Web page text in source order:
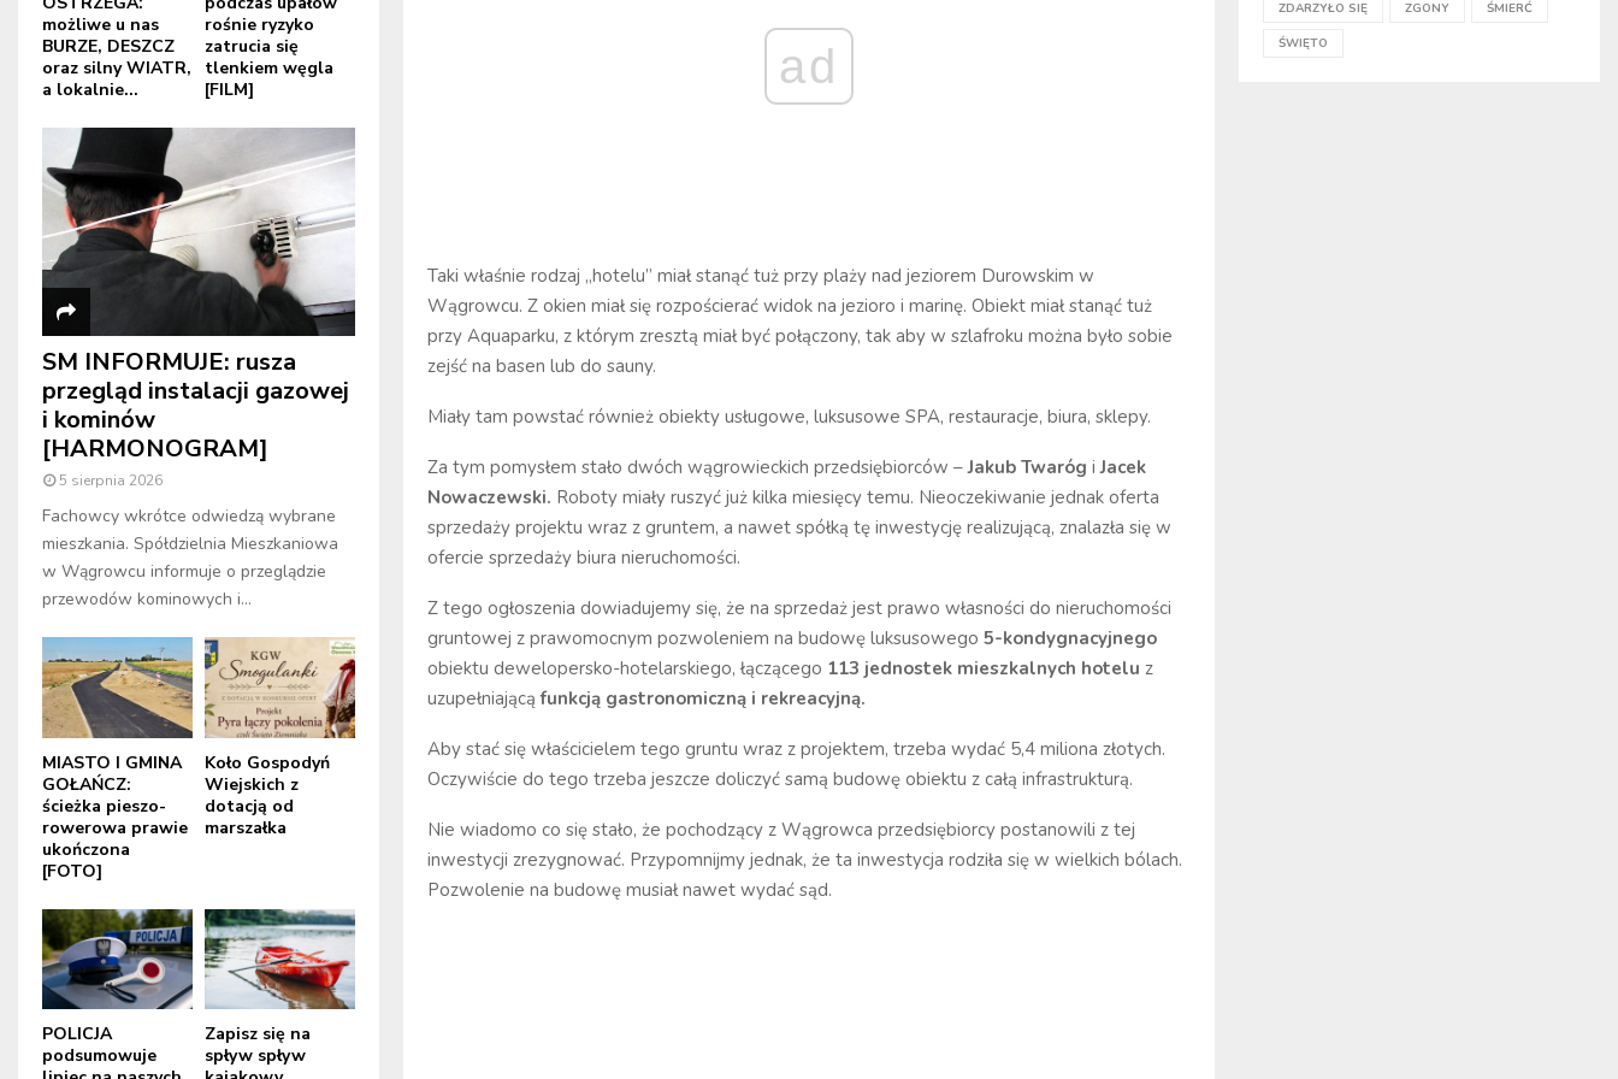
ad
Taki właśnie rodzaj „hotelu” miał stanąć tuż przy plaży nad jeziorem Durowskim w
Wągrowcu. Z okien miał się rozpościerać widok na jezioro i marinę. Obiekt miał stanąć tuż
przy Aquaparku, z którym zresztą miał być połączony, tak aby w szlafroku można było sobie
zejść na basen lub do sauny.
Miały tam powstać również obiekty usługowe, luksusowe SPA, restauracje, biura, sklepy.
Za tym pomysłem stało dwóch wągrowieckich przedsiębiorców –Jakub Twaróg iJacek
Nowaczewski. Roboty miały ruszyć już kilka miesięcy temu. Nieoczekiwanie jednak oferta
sprzedaży projektu wraz z gruntem, a nawet spółką tę inwestycję realizującą, znalazła się w
ofercie sprzedaży biura nieruchomości.
Z tego ogłoszenia dowiadujemy się, że na sprzedaż jest prawo własności do nieruchomości
gruntowej z prawomocnym pozwoleniem na budowę luksusowego 5-kondygnacyjnego
obiektu dewelopersko-hotelarskiego, łączącego 113 jednostek mieszkalnych hotelu z
uzupełniającąfunkcją gastronomiczną i rekreacyjną.
Aby stać się właścicielem tego gruntu wraz z projektem, trzeba wydać 5,4 miliona złotych.
Oczywiście do tego trzeba jeszcze doliczyć samą budowę obiektu z całą infrastrukturą.
Nie wiadomo co się stało, że pochodzący z Wągrowca przedsiębiorcy postanowili z tej
inwestycji zrezygnować. Przypomnijmy jednak, że ta inwestycja rodziła się w wielkich bólach.
Pozwolenie na budowę musiał nawet wydać sąd.
możliwe u nas
BURZE, DESZCZ
oraz silny WIATR,
a lokalnie...
rośnie ryzyko
zatrucia się
tlenkiem węgla
[FILM]
SM INFORMUJE: rusza
przegląd instalacji gazowej
i kominów
[HARMONOGRAM]
5 sierpnia 2026
Fachowcy wkrótce odwiedzą wybrane
mieszkania. Spółdzielnia Mieszkaniowa
w Wągrowcu informuje o przeglądzie
przewodów kominowych i...
MIASTO I GMINA
GOŁAŃCZ:
ścieżka pieszo-
rowerowa prawie
ukończona
[FOTO]
Koło Gospodyń
Wiejskich z
dotacją od
marszałka
POLICJA
podsumowuje
Zapisz się na
spływ spływ
ZDARZYŁO SIĘ ZGONY ŚMIERĆ
ŚWIĘTO